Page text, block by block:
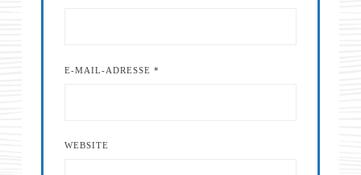
E-MAIL-ADRESSE *
WEBSITE